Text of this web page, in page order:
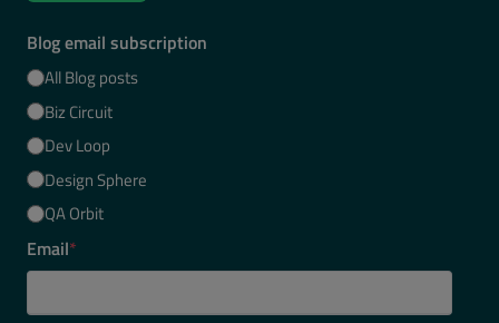
Blog email subscription
All Blog posts
Biz Circuit
Dev Loop
Design Sphere
QA Orbit
Email*